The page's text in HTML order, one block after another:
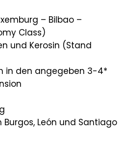
– Bilbao –
Class)
und Kerosin (Stand
in den angegeben 3-4*
León und Santiago